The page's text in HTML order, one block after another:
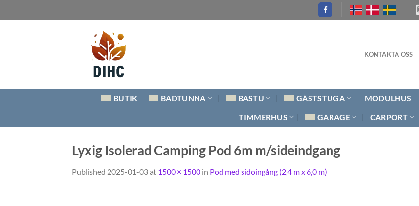
to
KONTAKTA OSS
BUTIK BADTUNNA BASTU GÄSTSTUGA MODULHUS
TIMMERHUS GARAGE CARPORT
Lyxig Isolerad Camping Pod 6m m/sideindgang
Published 2025-01-03at 1500 × 1500 in Pod med sidoingång (2,4 m x 6,0 m)